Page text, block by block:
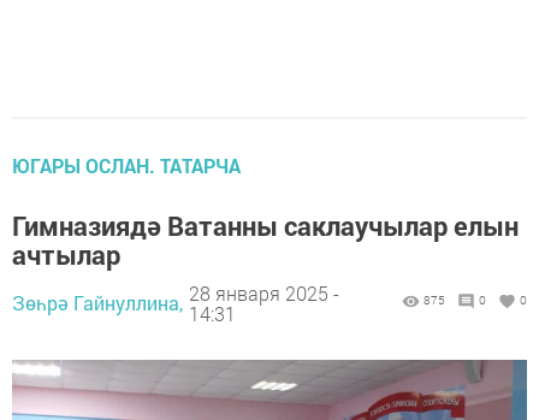
ЮГАРЫ ОСЛАН. ТАТАРЧА
Гимназиядә Ватанны саклаучылар елын
ачтылар
Зөһрә Гайнуллина, 28 января 2025 -
14:31
875 0 0